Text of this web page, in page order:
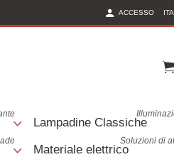
ACCESSO
Lampadine Classiche
Materiale elettrico
Soluzioni di